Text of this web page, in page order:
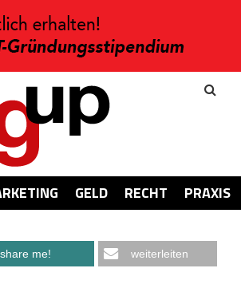
GELD RECHT PRAXIS
share me! weiterleiten